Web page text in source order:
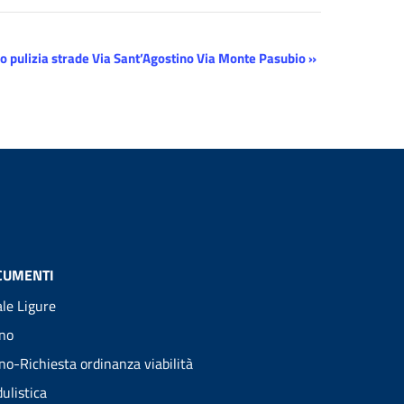
pulizia strade Via Sant’Agostino Via Monte Pasubio»
Ligure
Richiesta ordinanza viabilità